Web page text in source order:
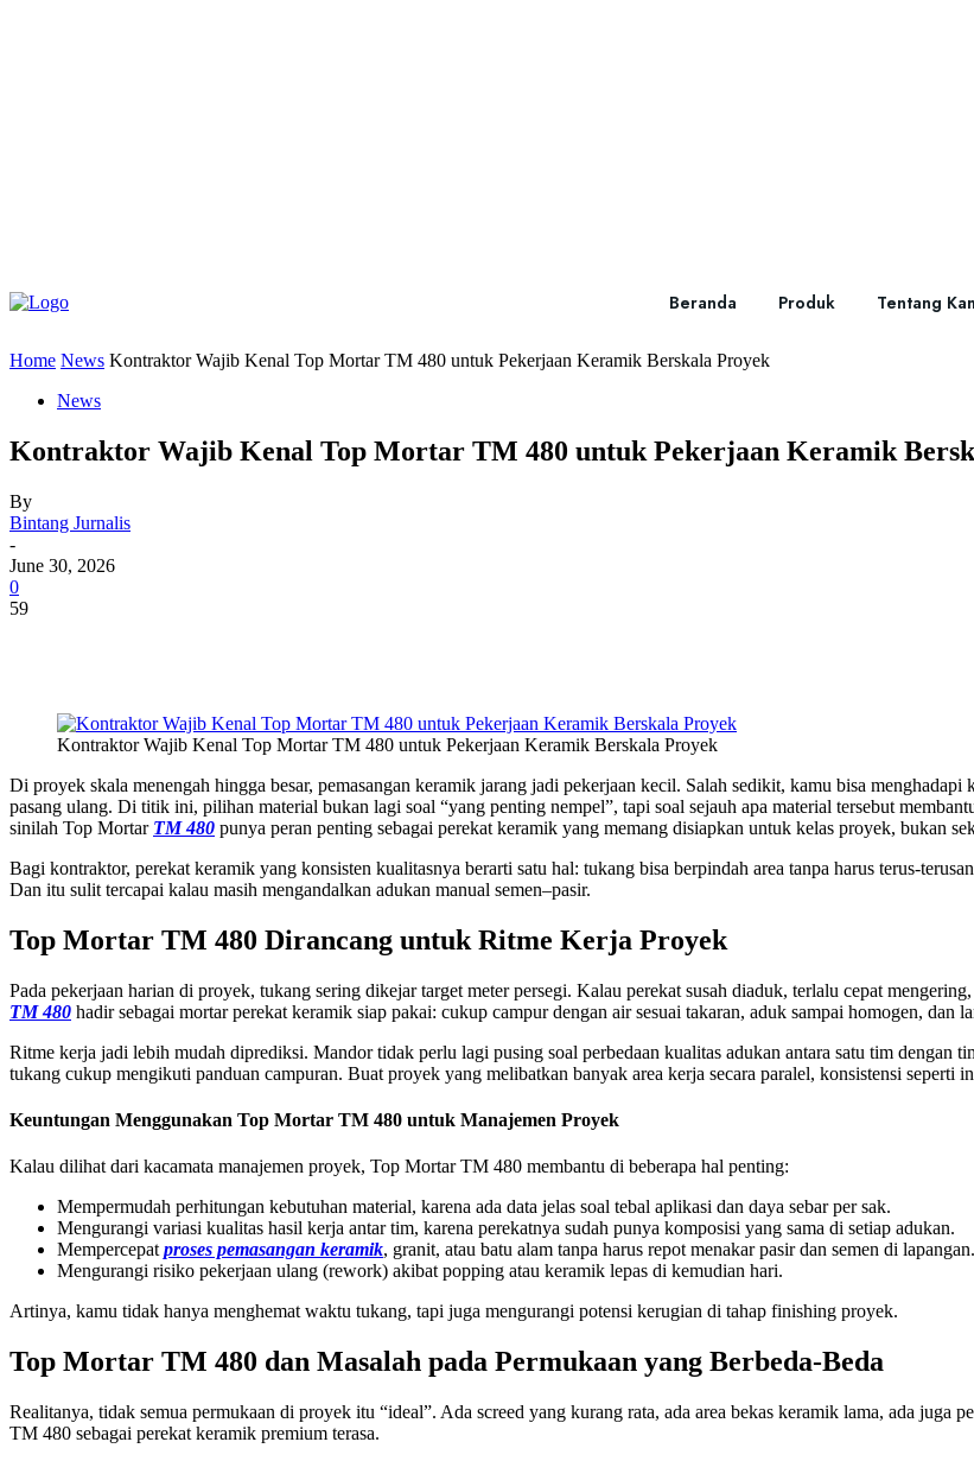
Beranda Produk Tentang
Home News Kontraktor Wajib Kenal Top Mortar TM 480 untuk Pekerjaan Keramik Berskala Proyek
News
Kontraktor Wajib Kenal Top Mortar TM 480 untuk Pekerjaan Keramik
By
Bintang Jurnalis
-
June 30, 2026
0
59
Kontraktor Wajib Kenal Top Mortar TM 480 untuk Pekerjaan Keramik Berskala Proyek
Di proyek skala menengah hingga besar, pemasangan keramik jarang jadi pekerjaan kecil. Salah sedikit, kamu bisa
pasang ulang. Di titik ini, pilihan material bukan lagi soal “yang penting nempel”, tapi soal sejauh apa material tersebut
sinilah Top Mortar TM 480 punya peran penting sebagai perekat keramik yang memang disiapkan untuk kelas proyek, bukan
Bagi kontraktor, perekat keramik yang konsisten kualitasnya berarti satu hal: tukang bisa berpindah area tanpa harus terus-
Dan itu sulit tercapai kalau masih mengandalkan adukan manual semen–pasir.
Top Mortar TM 480 Dirancang untuk Ritme Kerja Proyek
Pada pekerjaan harian di proyek, tukang sering dikejar target meter persegi. Kalau perekat susah diaduk, terlalu cepat
TM 480 hadir sebagai mortar perekat keramik siap pakai: cukup campur dengan air sesuai takaran, aduk sampai homogen, dan
Ritme kerja jadi lebih mudah diprediksi. Mandor tidak perlu lagi pusing soal perbedaan kualitas adukan antara satu tim dengan
tukang cukup mengikuti panduan campuran. Buat proyek yang melibatkan banyak area kerja secara paralel, konsistensi seperti
Keuntungan Menggunakan Top Mortar TM 480 untuk Manajemen Proyek
Kalau dilihat dari kacamata manajemen proyek, Top Mortar TM 480 membantu di beberapa hal penting:
Mempermudah perhitungan kebutuhan material, karena ada data jelas soal tebal aplikasi dan daya sebar per sak.
Mengurangi variasi kualitas hasil kerja antar tim, karena perekatnya sudah punya komposisi yang sama di setiap adukan.
Mempercepat proses pemasangan keramik, granit, atau batu alam tanpa harus repot menakar pasir dan semen di lapangan.
Mengurangi risiko pekerjaan ulang (rework) akibat popping atau keramik lepas di kemudian hari.
Artinya, kamu tidak hanya menghemat waktu tukang, tapi juga mengurangi potensi kerugian di tahap finishing proyek.
Top Mortar TM 480 dan Masalah pada Permukaan yang Berbeda-Beda
Realitanya, tidak semua permukaan di proyek itu “ideal”. Ada screed yang kurang rata, ada area bekas keramik lama, ada
TM 480 sebagai perekat keramik premium terasa.